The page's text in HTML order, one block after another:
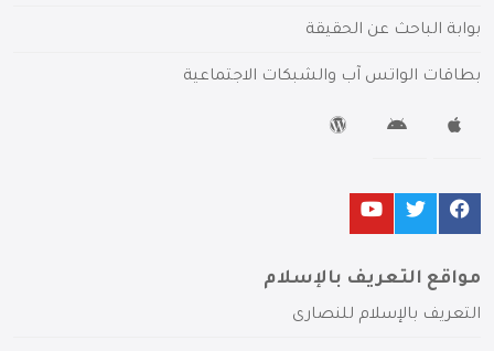
بوابة الباحث عن الحقيقة
بطاقات الواتس آب والشبكات الاجتماعية
مواقع التعريف بالإسلام
التعريف بالإسلام للنصارى